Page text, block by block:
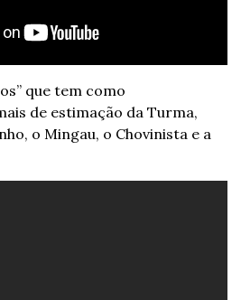
que tem como
de estimação da Turma,
o Mingau, o Chovinista e a